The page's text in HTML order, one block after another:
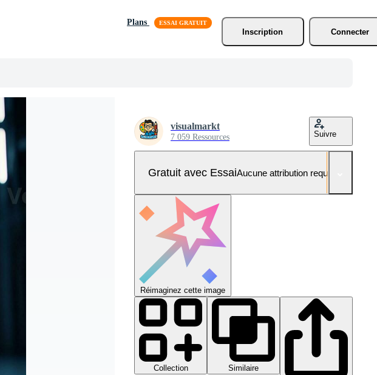
Plans
Inscription
Connecter
visualmarkt
7 059 Ressources Suivre
Gratuit avec EssaiAucune attribution requise
Réimaginez cette image
Collection
Similaire